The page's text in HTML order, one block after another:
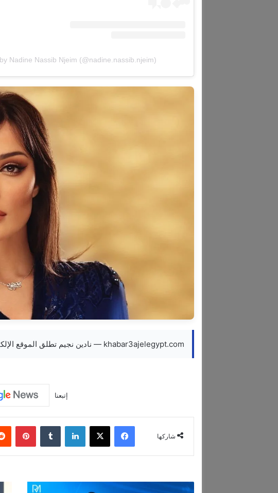
Nadine Nassib Njeim (@nadine.nassib.njeim)
khabar3ajelegypt.com — نادين نجيم تطلق الموقع الإلكتروني الخاص بعلامتها التجارية
إتبعنا
شاركها
فيسبوك ‫X لينكدإن ‏Tumblr بينتيريست
ص